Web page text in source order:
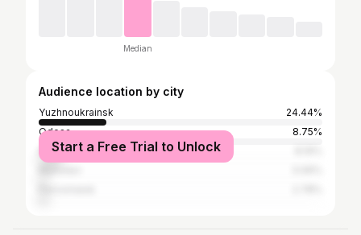
Median
Audience location by city
Yuzhnoukrainsk
24.44%
Odesa
8.75%
KyivStart a Free Trial to Unlock